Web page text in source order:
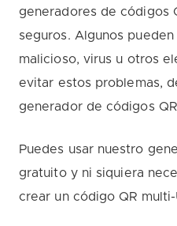
generadores de códigos
seguros. Algunos
malicioso, virus u otros
evitar estos problemas,
generador de códigos
Puedes usar nuestro
gratuito y ni siquiera
crear un código QR multi-